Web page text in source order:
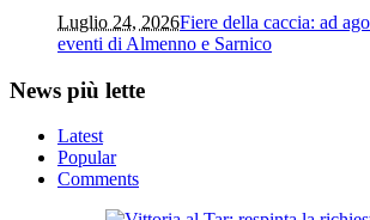
Luglio 24, 2026Fiere della caccia: ad
eventi di Almenno e Sarnico
News più lette
Latest
Popular
Comments